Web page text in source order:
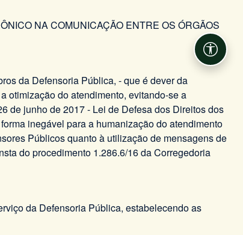
NA COMUNICAÇÃO ENTRE OS ÓRGÃOS
da Defensoria Pública, - que é dever da
otimização do atendimento, evitando-se a
de junho de 2017 - Lei de Defesa dos Direitos dos
inegável para a humanização do atendimento
Públicos quanto à utilização de mensagens de
do procedimento 1.286.6/16 da Corregedoria
da Defensoria Pública, estabelecendo as